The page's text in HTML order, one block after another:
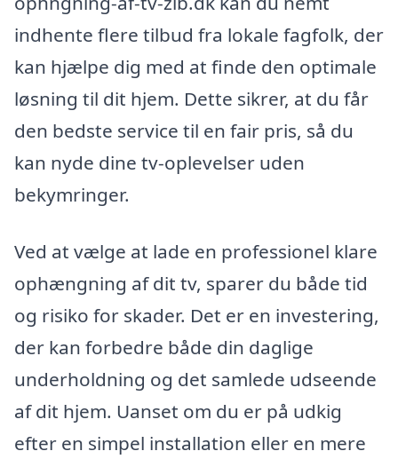
indhente flere tilbud fra lokale fagfolk, der
kan hjælpe dig med at finde den optimale
løsning til dit hjem. Dette sikrer, at du får
den bedste service til en fair pris, så du
kan nyde dine tv-oplevelser uden
bekymringer.
Ved at vælge at lade en professionel klare
ophængning af dit tv, sparer du både tid
og risiko for skader. Det er en investering,
der kan forbedre både din daglige
underholdning og det samlede udseende
af dit hjem. Uanset om du er på udkig
efter en simpel installation eller en mere